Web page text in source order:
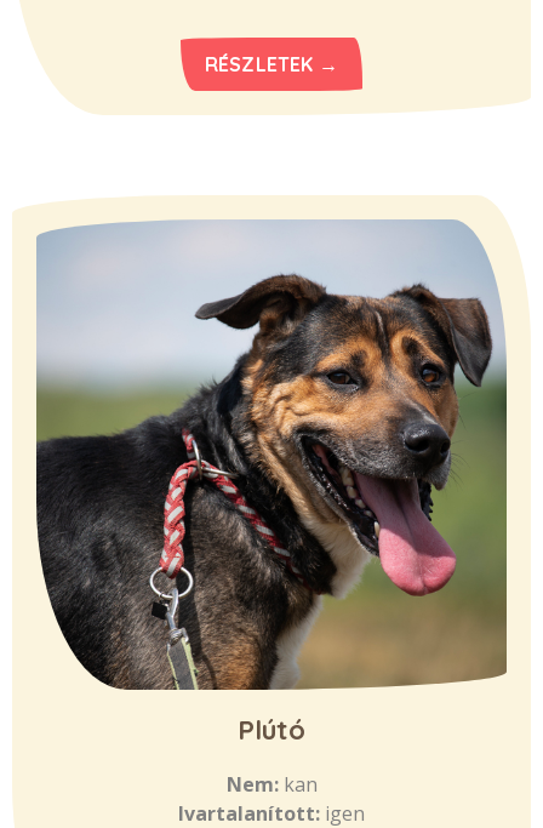
RÉSZLETEK →
Plútó
Nem:kan
Ivartalanított: igen